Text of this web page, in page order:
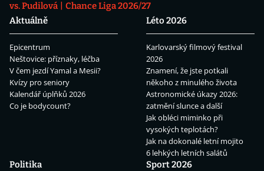
vs. Pudilová
Chance Liga 2026/27
Aktuálně
Epicentrum
Neštovice: příznaky, léčba
V čem jezdí Yamal a Mesii?
Kvízy pro seniory
Kalendář úplňků 2026
Co je bodycount?
Léto 2026
Karlovarský filmový festival
2026
Znamení, že jste potkali
někoho z minulého života
Astronomické úkazy 2026:
zatmění slunce a další
Jak obléci miminko při
vysokých teplotách?
Jak na dokonalé letní mojito
6 lehkých letních salátů
Politika
Sport 2026